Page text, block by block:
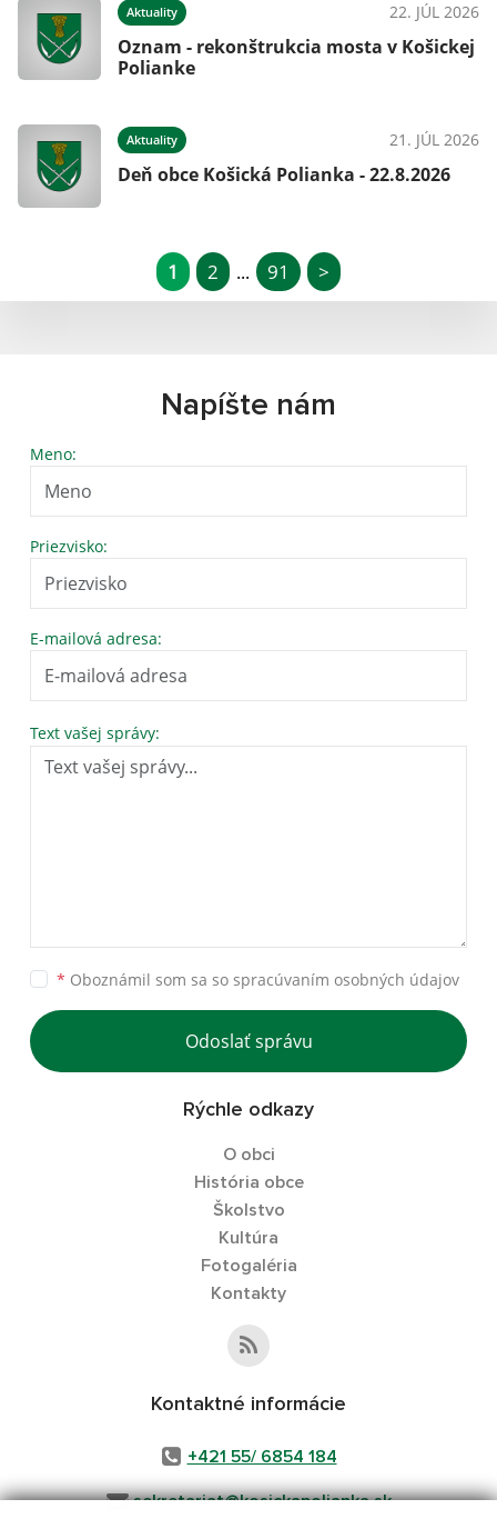
Aktuality 22. JÚL 2026
Oznam - rekonštrukcia mosta v Košickej
Polianke
Aktuality 21. JÚL 2026
Deň obce Košická Polianka - 22.8.2026
1 2 ... 91 >
Napíšte nám
Meno:
Priezvisko:
E-mailová adresa:
Text vašej správy:
* Oboznámil som sa so spracúvaním osobných údajov
Odoslať správu
Rýchle odkazy
O obci
História obce
Školstvo
Kultúra
Fotogaléria
Kontakty
Kontaktné informácie
+421 55/ 6854 184
sekretariat@kosickapolianka.sk